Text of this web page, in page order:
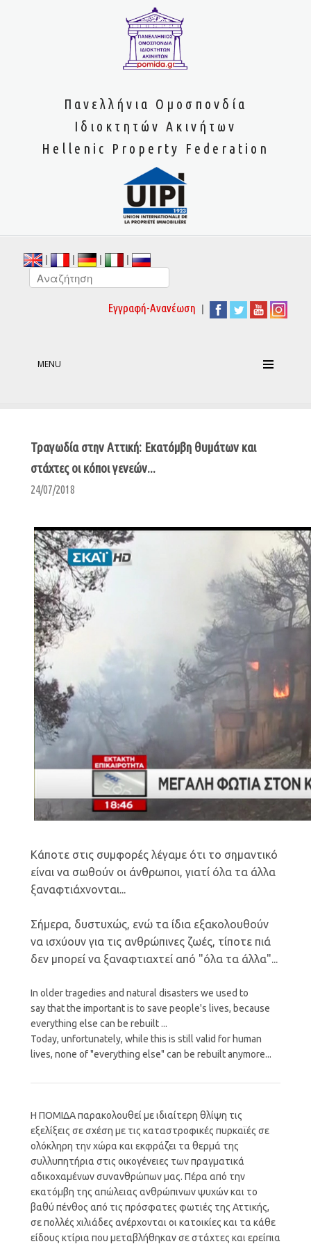
Πανελλήνια Ομοσπονδία
Ιδιοκτητών Ακινήτων
Hellenic Property Federation
| | | |
Εγγραφή-Ανανέωση |
MENU
Τραγωδία στην Αττική: Εκατόμβη θυμάτων και
στάχτες οι κόποι γενεών...
24/07/2018
Κάποτε στις συμφορές λέγαμε ότι το σημαντικό
είναι να σωθούν οι άνθρωποι, γιατί όλα τα άλλα
ξαναφτιάχνονται...
Σήμερα, δυστυχώς, ενώ τα ίδια εξακολουθούν
να ισχύουν για τις ανθρώπινες ζωές, τίποτε πιά
δεν μπορεί να ξαναφτιαχτεί από "όλα τα άλλα"...
In older tragedies and natural disasters we used to
say that the important is to save people's lives, because
everything else can be rebuilt ...
Today, unfortunately, while this is still valid for human
lives, none of "everything else" can be rebuilt anymore...
Η ΠΟΜΙΔΑ παρακολουθεί με ιδιαίτερη θλίψη τις
εξελίξεις σε σχέση με τις καταστροφικές πυρκαϊές σε
ολόκληρη την χώρα και εκφράζει τα θερμά της
συλλυπητήρια στις οικογένειες των πραγματικά
αδικοχαμένων συνανθρώπων μας. Πέρα από την
εκατόμβη της απώλειας ανθρώπινων ψυχών και το
βαθύ πένθος από τις πρόσφατες φωτιές της Αττικής,
σε πολλές χιλιάδες ανέρχονται οι κατοικίες και τα κάθε
είδους κτίρια που μεταβλήθηκαν σε στάχτες και ερείπια